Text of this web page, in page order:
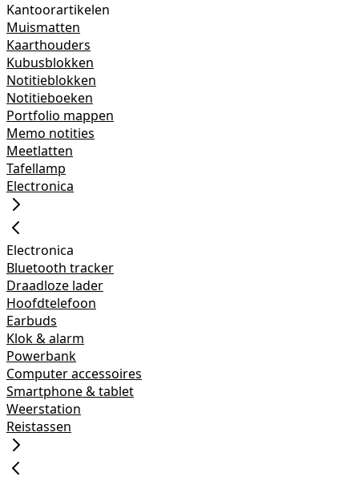
Kantoorartikelen
Muismatten
Kaarthouders
Kubusblokken
Notitieblokken
Notitieboeken
Portfolio mappen
Memo notities
Meetlatten
Tafellamp
Electronica
Electronica
Bluetooth tracker
Draadloze lader
Hoofdtelefoon
Earbuds
Klok & alarm
Powerbank
Computer accessoires
Smartphone & tablet
Weerstation
Reistassen